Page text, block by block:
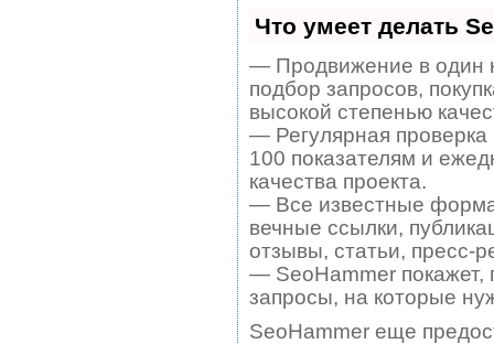
Что умеет делать
— Продвижение в один
подбор запросов,
высокой степенью
— Регулярная проверка
100 показателям и
качества проекта.
— Все известные
вечные ссылки,
отзывы, статьи, пресс-
— SeoHammer покажет,
запросы, на которые
SeoHammer еще